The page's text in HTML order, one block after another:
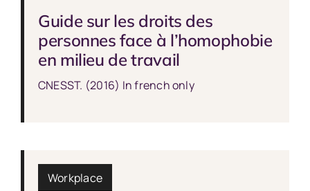
Guide sur les droits des
personnes face à l’homophobie
en milieu de travail
CNESST. (2016) In french only
Workplace